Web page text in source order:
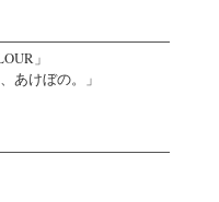
」
あけぼの。」